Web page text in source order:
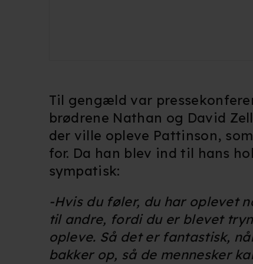
Til gengæld var
brødrene Nathan og David
der ville opleve Pattinson,
for. Da han blev ind til hans
sympatisk:
-Hvis du føler, du har oplevet
til andre, fordi du er blevet
opleve. Så det er fantastisk,
bakker op, så de mennesker